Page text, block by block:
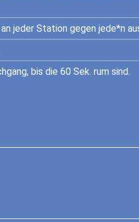
jeder Station gegen jede*n
bis die 60 Sek. rum sind.